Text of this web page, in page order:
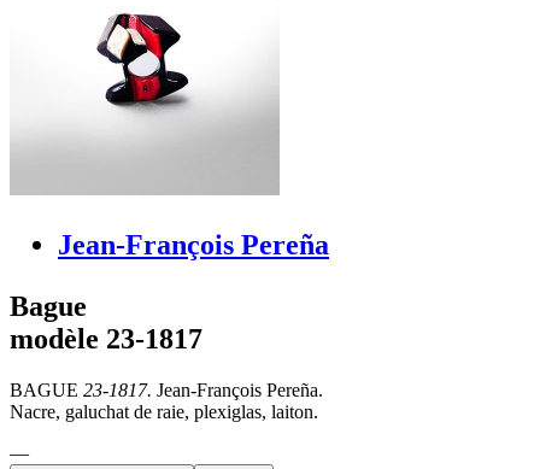
Jean-François Pereña
Bague
modèle 23-1817
BAGUE 23-1817. Jean-François Pereña.
Nacre, galuchat de raie, plexiglas, laiton.